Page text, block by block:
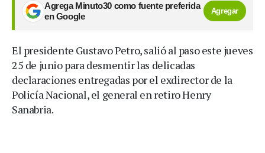
Agrega Minuto30 como fuente preferida
en Google
Agregar
El presidente Gustavo Petro, salió al paso este jueves
25 de junio para desmentir las delicadas
declaraciones entregadas por el exdirector de la
Policía Nacional, el general en retiro Henry
Sanabria.